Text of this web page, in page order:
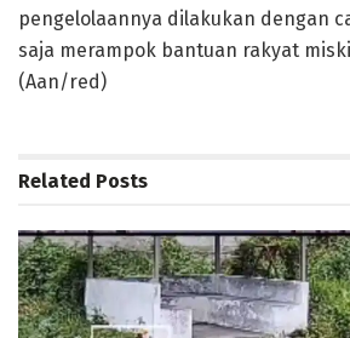
pengelolaannya dilakukan dengan
saja merampok bantuan rakyat
(Aan/red)
Related Posts